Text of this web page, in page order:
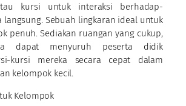
kursi untuk interaksi berhadap-
langsung. Sebuah lingkaran ideal untuk
penuh. Sediakan ruangan yang cukup,
dapat menyuruh peserta didik
kursi mereka secara cepat dalam
kelompok kecil.
Kelompok